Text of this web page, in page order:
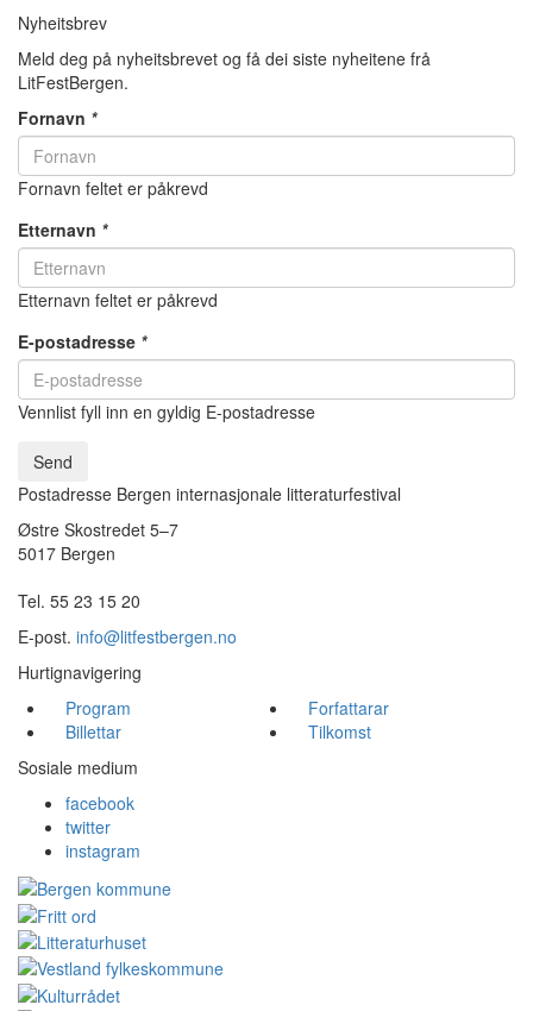
Nyheitsbrev
Meld deg på nyheitsbrevet og få dei siste nyheitene frå
LitFestBergen.
Fornavn *
Fornavn feltet er påkrevd
Etternavn *
Etternavn feltet er påkrevd
E-postadresse *
Vennlist fyll inn en gyldig E-postadresse
Send
Postadresse Bergen internasjonale litteraturfestival
Østre Skostredet 5–7
5017 Bergen
Tel. 55 23 15 20
E-post. info@litfestbergen.no
Hurtignavigering
Program
Forfattarar
Billettar
Tilkomst
Sosiale medium
facebook
twitter
instagram